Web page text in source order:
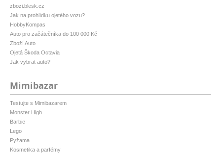
zbozi.blesk.cz
Jak na prohlídku ojetého vozu?
HobbyKompas
Auto pro začátečníka do 100 000 Kč
Zboží Auto
Ojetá Škoda Octavia
Jak vybrat auto?
Mimibazar
Testujte s Mimibazarem
Monster High
Barbie
Lego
Pyžama
Kosmetika a parfémy